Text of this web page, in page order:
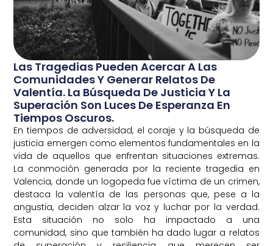
Las Tragedias Pueden Acercar A Las
Comunidades Y Generar Relatos De
Valentía. La Búsqueda De Justicia Y La
Superación Son Luces De Esperanza En
Tiempos Oscuros.
En tiempos de adversidad, el coraje y la búsqueda de
justicia emergen como elementos fundamentales en la
vida de aquellos que enfrentan situaciones extremas.
La conmoción generada por la reciente tragedia en
Valencia, donde un logopeda fue víctima de un crimen,
destaca la valentía de las personas que, pese a la
angustia, deciden alzar la voz y luchar por la verdad.
Esta situación no solo ha impactado a una
comunidad, sino que también ha dado lugar a relatos